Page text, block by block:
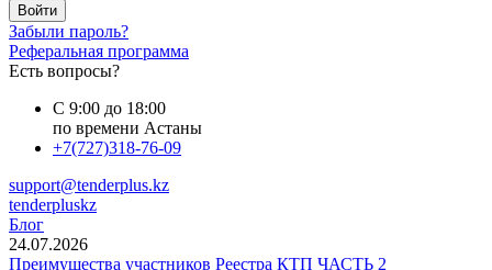
Войти
Забыли пароль?
Реферальная программа
Есть вопросы?
С 9:00 до 18:00
по времени Астаны
+7(727)318-76-09
support@tenderplus.kz
tenderpluskz
Блог
24.07.2026
Преимущества участников Реестра КТП ЧАСТЬ 2